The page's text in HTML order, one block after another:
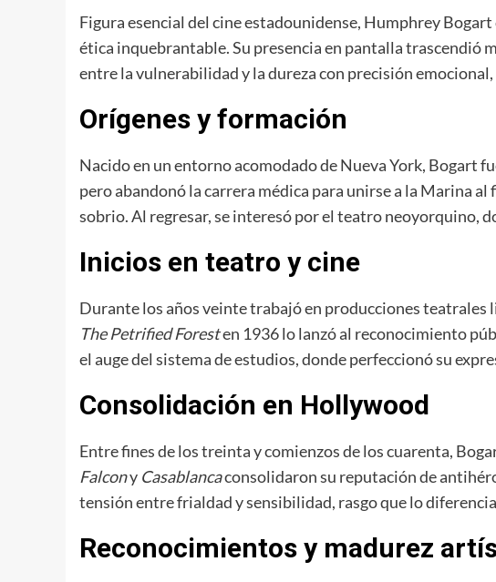
Figura esencial del cine estadounidense, Humphrey
ética inquebrantable. Su presencia en pantalla trascendió
entre la vulnerabilidad y la dureza con precisión
Orígenes y formación
Nacido en un entorno acomodado de Nueva York, Bogart
pero abandonó la carrera médica para unirse a la Marina
sobrio. Al regresar, se interesó por el teatro neoyorquino,
Inicios en teatro y cine
Durante los años veinte trabajó en producciones teatrales
The Petrified Foresten 1936 lo lanzó al reconocimiento
el auge del sistema de estudios, donde perfeccionó su
Consolidación en Hollywood
Entre fines de los treinta y comienzos de los cuarenta,
Falcony Casablancaconsolidaron su reputación de
tensión entre frialdad y sensibilidad, rasgo que lo
Reconocimientos y madurez